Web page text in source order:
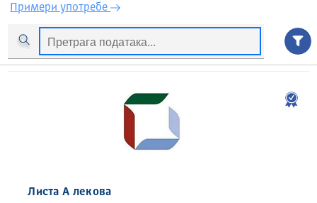
Примери употребе
Листа А лекова